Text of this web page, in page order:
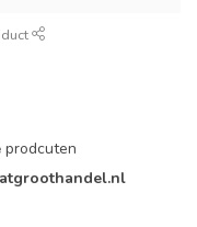
prodcuten